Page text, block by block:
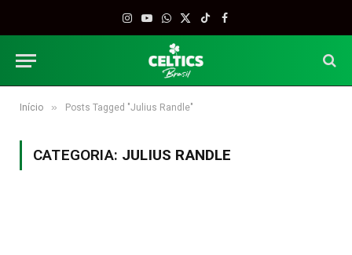
Instagram
YouTube
WhatsApp
X
TikTokFacebook
Início » Posts Tagged "Julius Randle"
CATEGORIA: JULIUS RANDLE